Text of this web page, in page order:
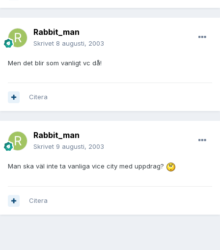
Rabbit_man
Skrivet 8 augusti, 2003
Men det blir som vanligt vc då!
Citera
Rabbit_man
Skrivet 9 augusti, 2003
Man ska väl inte ta vanliga vice city med uppdrag?
Citera